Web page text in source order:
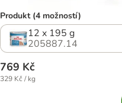
Produkt (4 možností)
12 x 195 g
205887.14
769 Kč
329 Kč / kg